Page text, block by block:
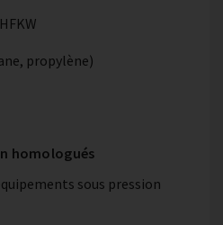
propylène)
homologués
sous pression